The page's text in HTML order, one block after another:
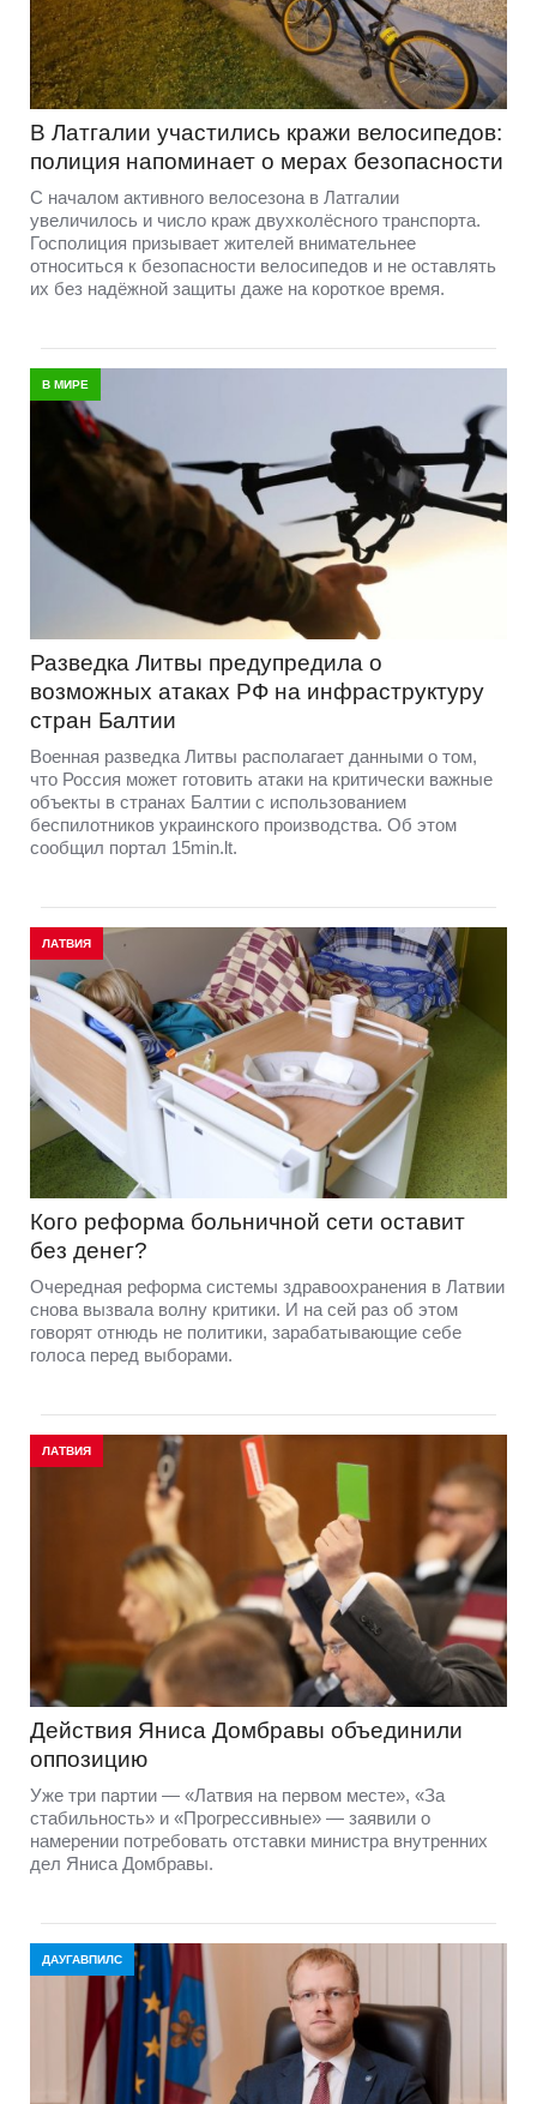
В Латгалии участились кражи велосипедов:
полиция напоминает о мерах безопасности
С началом активного велосезона в Латгалии
увеличилось и число краж двухколёсного транспорта.
Госполиция призывает жителей внимательнее
относиться к безопасности велосипедов и не оставлять
их без надёжной защиты даже на короткое время.
В МИРЕ
Разведка Литвы предупредила о
возможных атаках РФ на инфраструктуру
стран Балтии
Военная разведка Литвы располагает данными о том,
что Россия может готовить атаки на критически важные
объекты в странах Балтии с использованием
беспилотников украинского производства. Об этом
сообщил портал 15min.lt.
ЛАТВИЯ
Кого реформа больничной сети оставит
без денег?
Очередная реформа системы здравоохранения в Латвии
снова вызвала волну критики. И на сей раз об этом
говорят отнюдь не политики, зарабатывающие себе
голоса перед выборами.
ЛАТВИЯ
Действия Яниса Домбравы объединили
оппозицию
Уже три партии — «Латвия на первом месте», «За
стабильность» и «Прогрессивные» — заявили о
намерении потребовать отставки министра внутренних
дел Яниса Домбравы.
ДАУГАВПИЛС